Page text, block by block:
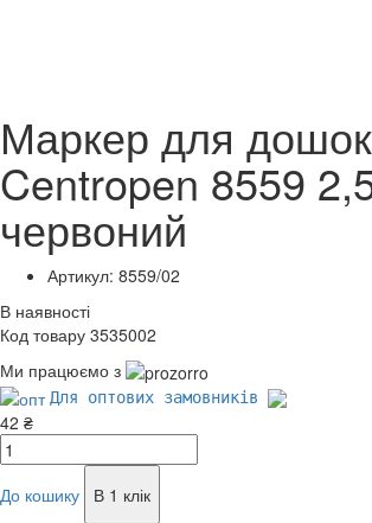
Маркер для дошок
Centropen 8559
червоний
Артикул: 8559/02
В наявності
Код товару 3535002
Ми працюємо з
Для оптових замовників
42 ₴
До кошику
В 1 клік